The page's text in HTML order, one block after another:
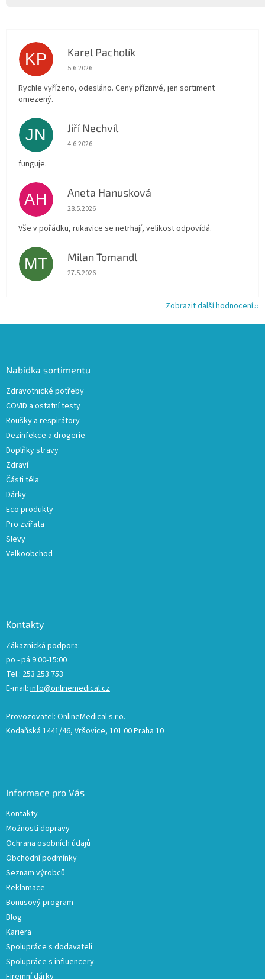
KP Karel Pacholík
Hodnocení obchodu je 4 z 5 hvězdiček.
5.6.2026
Rychle vyřízeno, odesláno. Ceny příznivé, jen sortiment
omezený.
JN Jiří Nechvíl
Hodnocení obchodu je 5 z 5 hvězdiček.
4.6.2026
funguje.
AH Aneta Hanusková
Hodnocení obchodu je 5 z 5 hvězdiček.
28.5.2026
Vše v pořádku, rukavice se netrhají, velikost odpovídá.
MT Milan Tomandl
Hodnocení obchodu je 5 z 5 hvězdiček.
27.5.2026
Zobrazit další hodnocení
Nabídka sortimentu
Zdravotnické potřeby
COVID a ostatní testy
Roušky a respirátory
Dezinfekce a drogerie
Doplňky stravy
Zdraví
Části těla
Dárky
Eco produkty
Pro zvířata
Slevy
Velkoobchod
Kontakty
Zákaznická podpora:
po - pá 9:00-15:00
Tel.: 253 253 753
E-mail: info@onlinemedical.cz
Provozovatel: OnlineMedical s.r.o.
Kodaňská 1441/46, Vršovice, 101 00 Praha 10
Informace pro Vás
Kontakty
Možnosti dopravy
Ochrana osobních údajů
Obchodní podmínky
Seznam výrobců
Reklamace
Bonusový program
Blog
Kariera
Spolupráce s dodavateli
Spolupráce s influencery